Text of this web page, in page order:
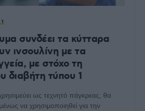
συνδέει τα κύτταρα
ινσουλίνη με τα
με στόχο τη
διαβήτη τύπου 1
ως τεχνητό πάγκρεας, θα
να χρησιμοποιηθεί για την